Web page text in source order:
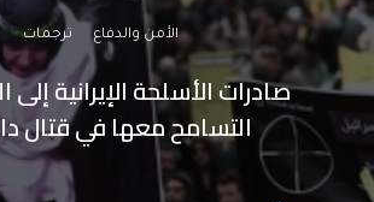
الأمن والدفاع ترجمات
صادرات الأسلحة الإيرانية إلى
التسامح معها في قتال